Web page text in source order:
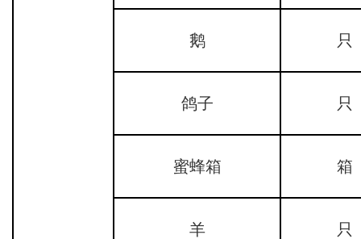
鹅 只
鸽子 只
蜜蜂箱 箱
羊 只